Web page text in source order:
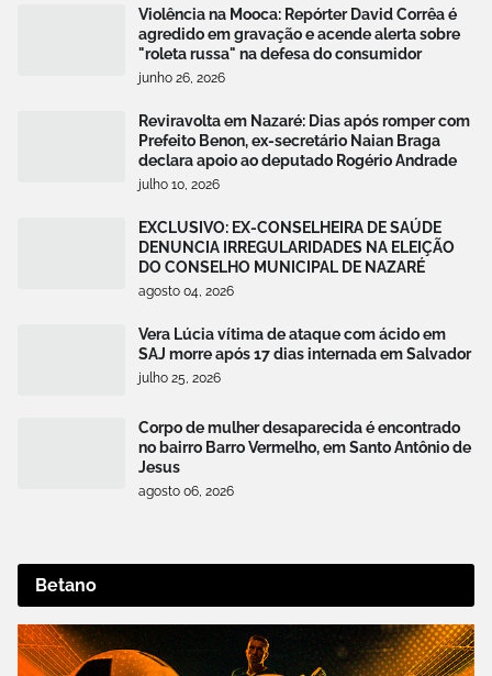
Violência na Mooca: Repórter David Corrêa é
agredido em gravação e acende alerta sobre
"roleta russa" na defesa do consumidor
junho 26, 2026
Reviravolta em Nazaré: Dias após romper com
Prefeito Benon, ex-secretário Naian Braga
declara apoio ao deputado Rogério Andrade
julho 10, 2026
EXCLUSIVO: EX-CONSELHEIRA DE SAÚDE
DENUNCIA IRREGULARIDADES NA ELEIÇÃO
DO CONSELHO MUNICIPAL DE NAZARÉ
agosto 04, 2026
Vera Lúcia vítima de ataque com ácido em
SAJ morre após 17 dias internada em Salvador
julho 25, 2026
Corpo de mulher desaparecida é encontrado
no bairro Barro Vermelho, em Santo Antônio de
Jesus
agosto 06, 2026
Betano